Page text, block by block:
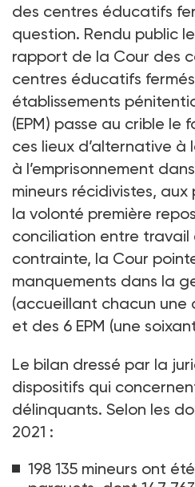
des centres éducatifs
question. Rendu public
rapport de la Cour des
centres éducatifs
établissements
(EPM) passe au crible le
ces lieux d’alternative à
à l’emprisonnement
mineurs récidivistes, aux
la volonté première
conciliation entre
contrainte, la Cour
manquements dans la
(accueillant chacun une
et des 6 EPM (une
Le bilan dressé par la
dispositifs qui
délinquants. Selon les
2021 :
198 135 mineurs ont